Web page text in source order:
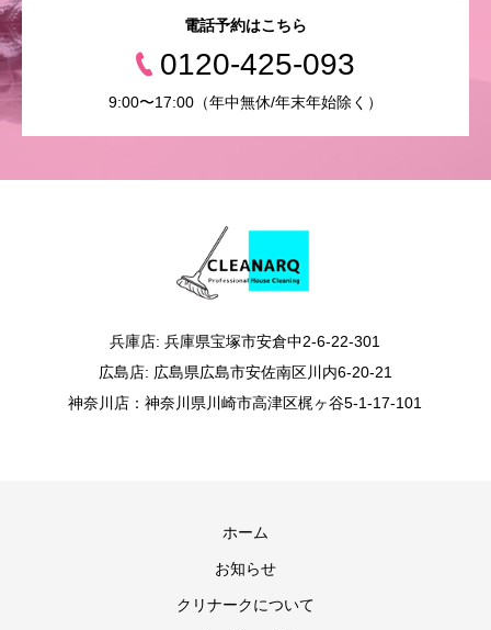
電話予約はこちら
0120-425-093
9:00〜17:00（年中無休/年末年始除く）
兵庫店: 兵庫県宝塚市安倉中2-6-22-301
広島店: 広島県広島市安佐南区川内6-20-21
神奈川店：神奈川県川崎市高津区梶ヶ谷5-1-17-101
ホーム
お知らせ
クリナークについて